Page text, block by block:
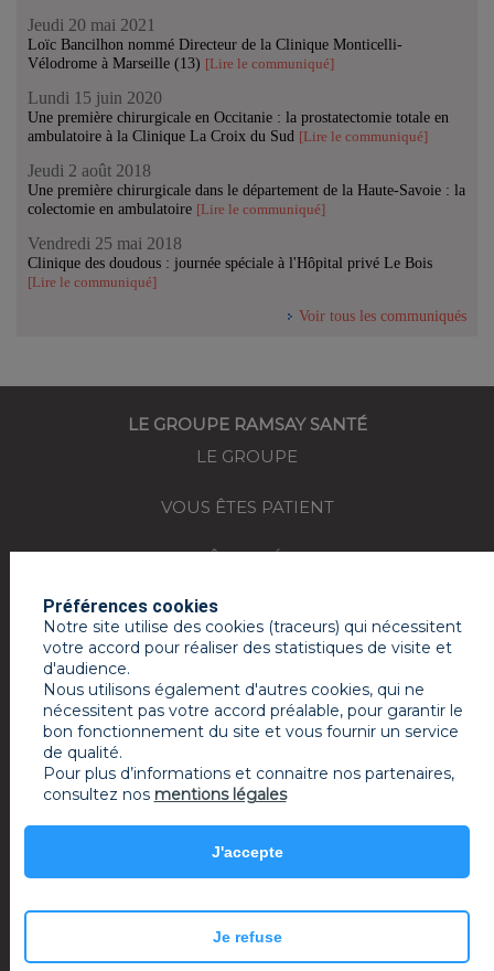
Jeudi 20 mai 2021
Loïc Bancilhon nommé Directeur de la Clinique Monticelli-
Vélodrome à Marseille (13) [Lire le communiqué]
Lundi 15 juin 2020
Une première chirurgicale en Occitanie : la prostatectomie totale en
ambulatoire à la Clinique La Croix du Sud [Lire le communiqué]
Jeudi 2 août 2018
Une première chirurgicale dans le département de la Haute-Savoie : la
colectomie en ambulatoire [Lire le communiqué]
Vendredi 25 mai 2018
Clinique des doudous : journée spéciale à l'Hôpital privé Le Bois
[Lire le communiqué]
Voir tous les communiqués
LE GROUPE RAMSAY SANTÉ
LE GROUPE
VOUS ÊTES PATIENT
VOUS ÊTES MÉDECIN
REJOIGNEZ-NOUS
ACTUALITÉS
ESPACE PRESSE
MON COMPTE RAMSAY SERVICES
© 2022 Ramsay Santé
Préférences cookies
Notre site utilise des cookies (traceurs) qui nécessitent
votre accord pour réaliser des statistiques de visite et
d'audience.
Nous utilisons également d'autres cookies, qui ne
nécessitent pas votre accord préalable, pour garantir le
bon fonctionnement du site et vous fournir un service
de qualité.
Pour plus d’informations et connaitre nos partenaires,
consultez nos mentions légales
Je refuse
J'accepte